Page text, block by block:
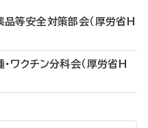
等安全対策部会（厚労省H
ワクチン分科会（厚労省H